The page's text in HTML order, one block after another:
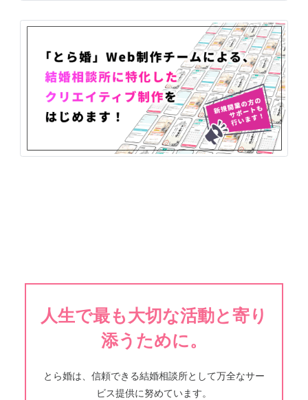
人生で最も大切な活動と寄り
添うために。
とら婚は、信頼できる結婚相談所として万全なサー
ビス提供に努めています。